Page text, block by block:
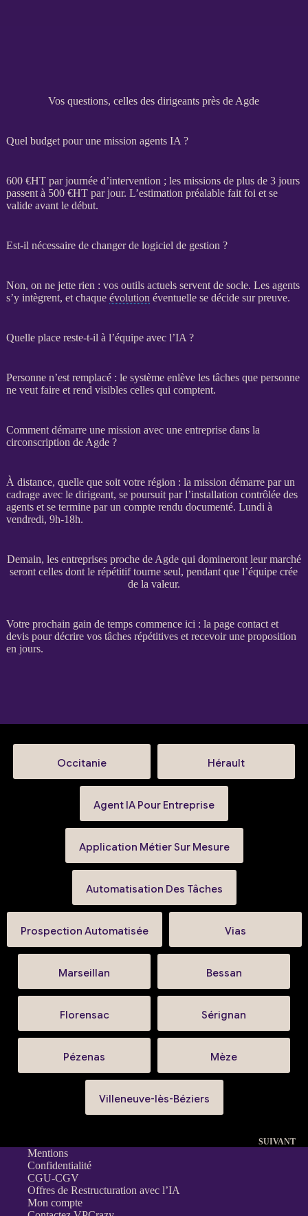
Vos questions, celles des dirigeants près de Agde
Quel budget pour une mission agents IA ?
600 €HTpar journée d’intervention ; les missionsde plus de 3 jours
passent à 500 €HTpar jour. L’estimation préalable fait foi et se
valide avant le début.
Est-il nécessaire de changer de logiciel de gestion ?
Non, on ne jette rien : vos outils actuels servent de socle. Les agents
s’y intègrent, et chaque évolution éventuelle se décide sur preuve.
Quelle place reste-t-il à l’équipe avec l’IA ?
Personne n’est remplacé : le système enlève les tâches que personne
ne veut faire et rend visibles celles qui comptent.
Comment démarre une mission avec une entreprise dans la
circonscription de Agde ?
À distance, quelle que soit votre région : la mission démarre par un
cadrageavec le dirigeant, se poursuit par l’installation contrôlée des
agentset se termine par un compte rendu documenté. Lundi à
vendredi, 9h-18h.
Demain, les entreprises proche de Agde qui domineront leur marché
seront celles dont le répétitif tourne seul, pendant que l’équipe crée
de la valeur.
Votre prochain gain de temps commence ici : la page contact et
devispour décrire vos tâches répétitives et recevoir une proposition
en jours.
Occitanie Hérault
Agent IA Pour Entreprise
Application Métier Sur Mesure
Automatisation Des Tâches
Prospection Automatisée Vias
Marseillan Bessan
Florensac Sérignan
Pézenas Mèze
Villeneuve-lès-Béziers
SUIVANT
Mentions
Confidentialité
CGU-CGV
Offres de Restructuration avec l’IA
Mon compte